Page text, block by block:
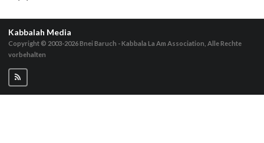
Kabbalah Media
Copyright © 2003-2026Bnei Baruch - Kabbala La Am Association, Alle Rechte
vorbehalten